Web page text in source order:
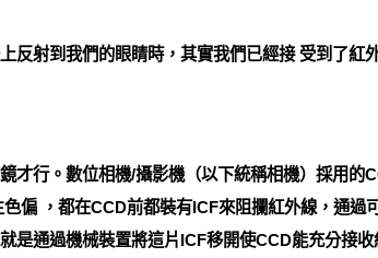
反射到我們的眼睛時，其實我們已經接 受到了紅
才行。數位相機/攝影機（以下統稱相機）採用的
偏 ，都在CCD前都裝有ICF來阻攔紅外線，通過
是通過機械裝置將這片ICF移開使CCD能充分接